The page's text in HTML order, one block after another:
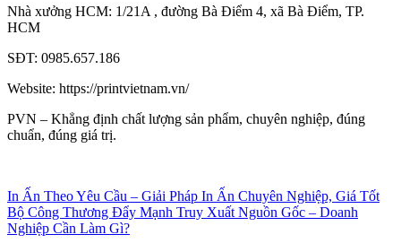
Nhà xưởng HCM: 1/21A , đường Bà Điểm 4, xã Bà Điểm, TP.
HCM
SĐT: 0985.657.186
Website: https://printvietnam.vn/
PVN – Khẳng định chất lượng sản phẩm, chuyên nghiệp, đúng
chuẩn, đúng giá trị.
In Ấn Theo Yêu Cầu – Giải Pháp In Ấn Chuyên Nghiệp, Giá Tốt
Bộ Công Thương Đẩy Mạnh Truy Xuất Nguồn Gốc – Doanh
Nghiệp Cần Làm Gì?